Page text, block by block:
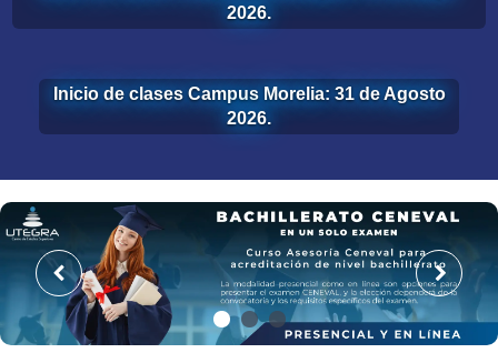
2026.
Inicio de clases Campus Morelia: 31 de Agosto
2026.